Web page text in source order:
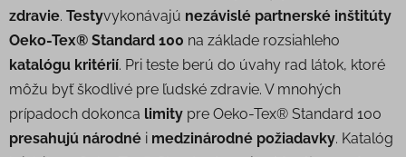
zdravie. Testyvykonávajú nezávislé partnerské inštitúty
Oeko-Tex® Standard 100 na základe rozsiahleho
katalógu kritérií. Pri teste berú do úvahy rad látok, ktoré
môžu byť škodlivé pre ľudské zdravie. V mnohých
prípadoch dokonca limity pre Oeko-Tex® Standard 100
presahujú národné i medzinárodné požiadavky. Katalóg